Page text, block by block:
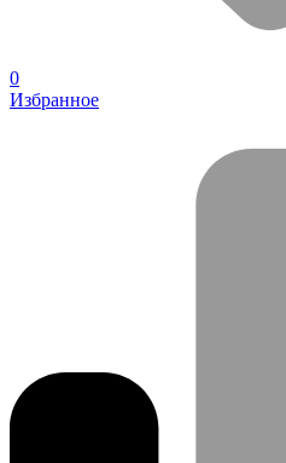
0
Избранное